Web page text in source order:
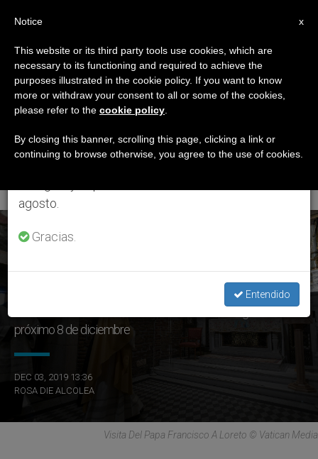
ETIQUETA
Posts Tagged ‘Decreto
De La Congregación
Para El Culto Divino’
ÚLTIMAS NOTICIAS
Año Jubilar Lauretano: El cardenal Parolin lo inaugurará el
próximo 8 de diciembre
DEC 03, 2019 13:36
ROSA DIE ALCOLEA
Visita Del Papa Francisco A Loreto © Vatican Media
×
Aviso importante
Del 27 de julio al 7 de agosto haremos la pausa
anual, aprovechando que en el periodo de verano
se generan menos informaciones y también el
agosto.
Gracias.
Entendido
x
Notice
This website or its third party tools use cookies, which are
necessary to its functioning and required to achieve the
purposes illustrated in the cookie policy. If you want to know
more or withdraw your consent to all or some of the cookies,
please refer to the cookie policy
By closing this banner, scrolling this page, clicking a link or
continuing to browse otherwise, you agree to the use of cookies.